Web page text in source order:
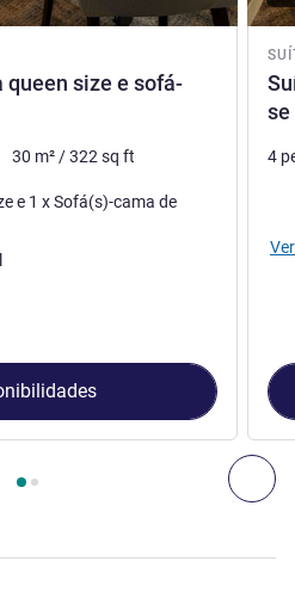
Classic - Cama queen size e
queen size e sofá-
30 m²/322sq ft
de
se
4